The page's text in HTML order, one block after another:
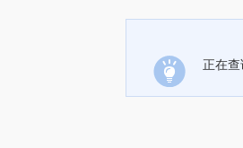
正在